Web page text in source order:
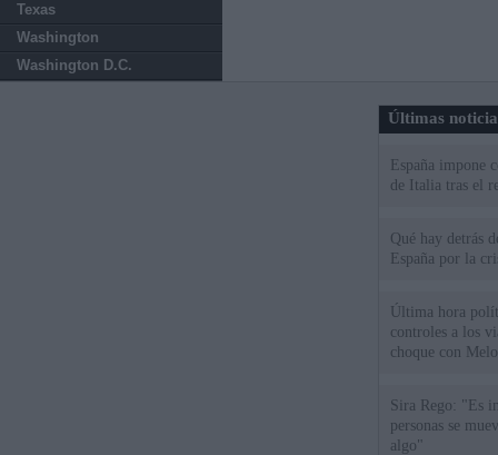
Texas
Washington
Washington D.C.
Últimas
España impone
de Italia tras el
Qué hay detrás
España por la
Última hora
controles a los
choque con
Sira Rego: "Es
personas se
algo"